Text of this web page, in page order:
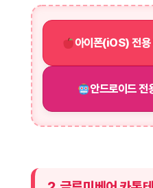
아이폰(iOS) 전
안드로이드